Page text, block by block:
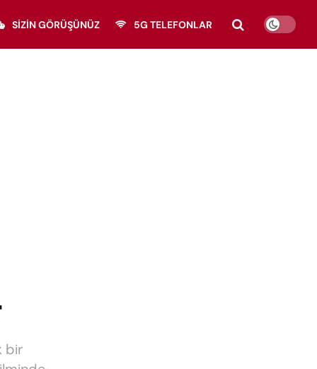
SIZIN GÖRÜŞÜNÜZ 5G TELEFONLAR
bir